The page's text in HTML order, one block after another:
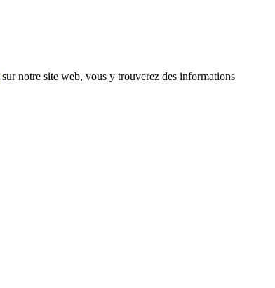
sur notre site web, vous y trouverez des informations